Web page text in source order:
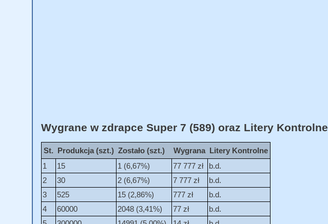
Wygrane w zdrapce Super 7 (589) oraz Litery Kontrolne
St. Produkcja (szt.) Zostało (szt.) Wygrana Litery Kontrolne
1
15 1 (6,67%) 77 777 zł
b.d.
2
30 2 (6,67%) 7 777 zł
b.d.
3
525 15 (2,86%) 777 zł
b.d.
4
60000 2048 (3,41%) 77 zł
b.d.